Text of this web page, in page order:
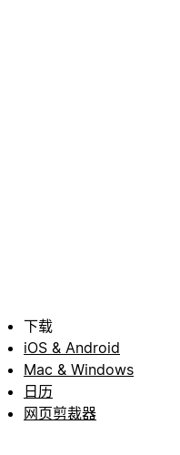
下载
iOS & Android
Mac & Windows
日历
网页剪裁器